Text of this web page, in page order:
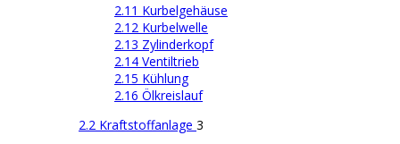
2.11 Kurbelgehäuse
2.12 Kurbelwelle
2.13 Zylinderkopf
2.14 Ventiltrieb
2.15 Kühlung
2.16 Ölkreislauf
2.2 Kraftstoffanlage 3